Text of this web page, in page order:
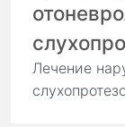
Лечение